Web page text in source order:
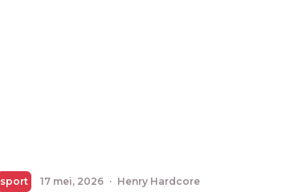
sport 17 mei, 2026 · Henry Hardcore